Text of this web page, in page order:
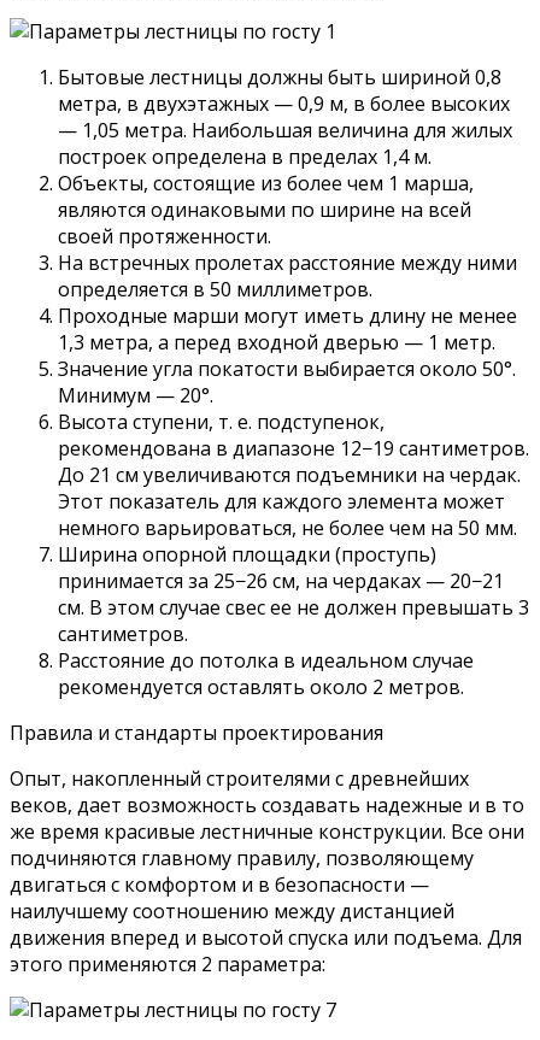
Бытовые лестницы должны быть шириной 0,8
метра, в двухэтажных — 0,9 м, в более высоких
— 1,05 метра. Наибольшая величина для жилых
построек определена в пределах 1,4 м.
Объекты, состоящие из более чем 1 марша,
являются одинаковыми по ширине на всей
своей протяженности.
На встречных пролетах расстояние между ними
определяется в 50 миллиметров.
Проходные марши могут иметь длину не менее
1,3 метра, а перед входной дверью — 1 метр.
Значение угла покатости выбирается около 50°.
Минимум — 20°.
Высота ступени, т. е. подступенок,
рекомендована в диапазоне 12−19 сантиметров.
До 21 см увеличиваются подъемники на чердак.
Этот показатель для каждого элемента может
немного варьироваться, не более чем на 50 мм.
Ширина опорной площадки (проступь)
принимается за 25−26 см, на чердаках — 20−21
см. В этом случае свес ее не должен превышать 3
сантиметров.
Расстояние до потолка в идеальном случае
рекомендуется оставлять около 2 метров.
Правила и стандарты проектирования
Опыт, накопленный строителями с древнейших
веков, дает возможность создавать надежные и в то
же время красивые лестничные конструкции. Все они
подчиняются главному правилу, позволяющему
двигаться с комфортом и в безопасности —
наилучшему соотношению между дистанцией
движения вперед и высотой спуска или подъема. Для
этого применяются 2 параметра: